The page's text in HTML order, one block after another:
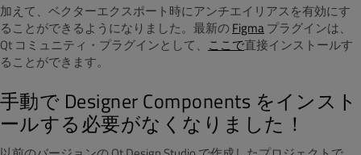
加えて、ベクターエクスポート時にアンチエイリアスを有効にす
ることができるようになりました。最新のFigma プラグインは、
Qt コミュニティ・プラグインとして、 ここで直接インストールす
ることができます。
手動で Designer Components をインスト
ールする必要がなくなりました！